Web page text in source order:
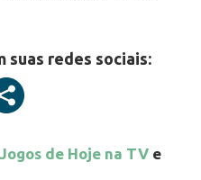
suas redes sociais:
Jogos de Hoje na TV e